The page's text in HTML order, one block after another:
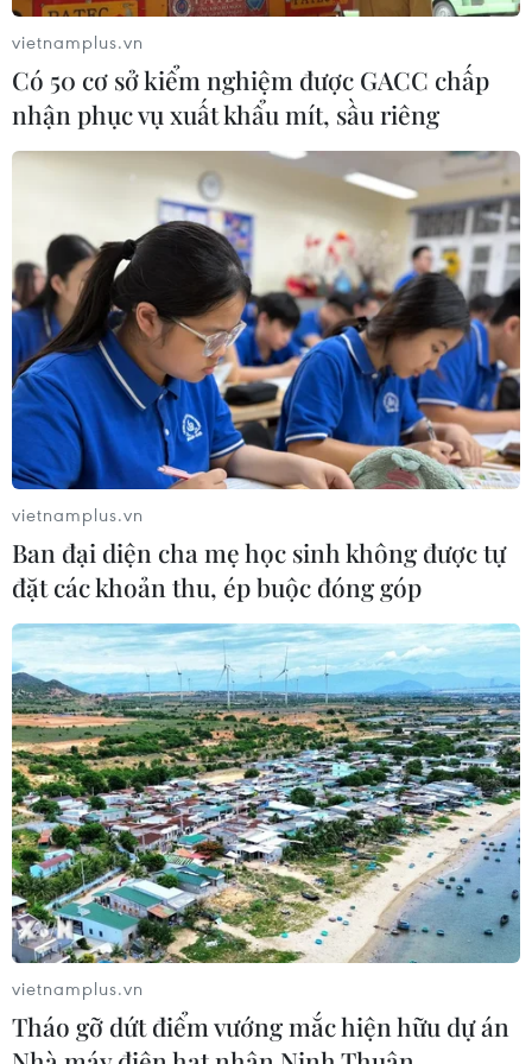
vietnamplus.vn
Có 50 cơ sở kiểm nghiệm được GACC chấp
nhận phục vụ xuất khẩu mít, sầu riêng
vietnamplus.vn
Ban đại diện cha mẹ học sinh không được tự
đặt các khoản thu, ép buộc đóng góp
vietnamplus.vn
Tháo gỡ dứt điểm vướng mắc hiện hữu dự án